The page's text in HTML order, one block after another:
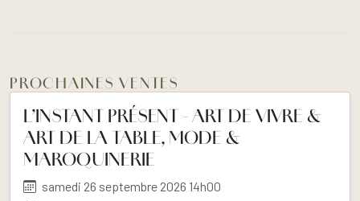
PROCHAINES VENTES
L’INSTANT PRÉSENT - ART DE VIVRE &
ART DE LA TABLE, MODE &
MAROQUINERIE
samedi 26 septembre 2026 14h00